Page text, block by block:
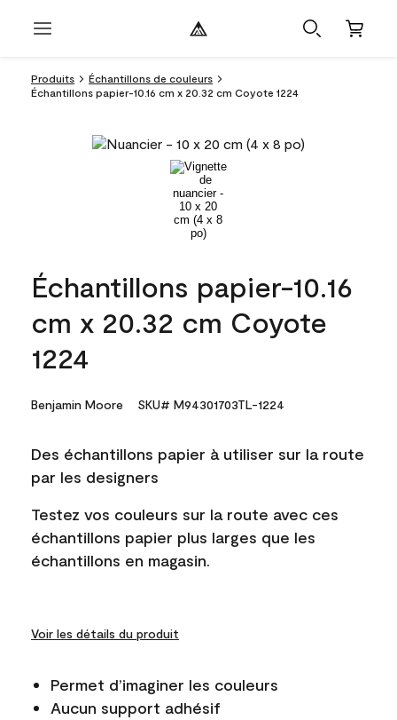
Produits
Échantillons de couleurs
Échantillons papier-10.16 cm x 20.32 cm Coyote 1224
Échantillons papier-10.16
cm x 20.32 cm Coyote
1224
Benjamin Moore SKU# M94301703TL-1224
Des échantillons papier à utiliser sur la route
par les designers
Testez vos couleurs sur la route avec ces
échantillons papier plus larges que les
échantillons en magasin.
Voir les détails du produit
Permet d’imaginer les couleurs
Aucun support adhésif